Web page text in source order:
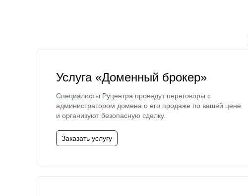
Услуга «Доменный брокер»
Специалисты Руцентра проведут переговоры с
администратором домена о его продаже по вашей цене
и организуют безопасную сделку.
Заказать услугу